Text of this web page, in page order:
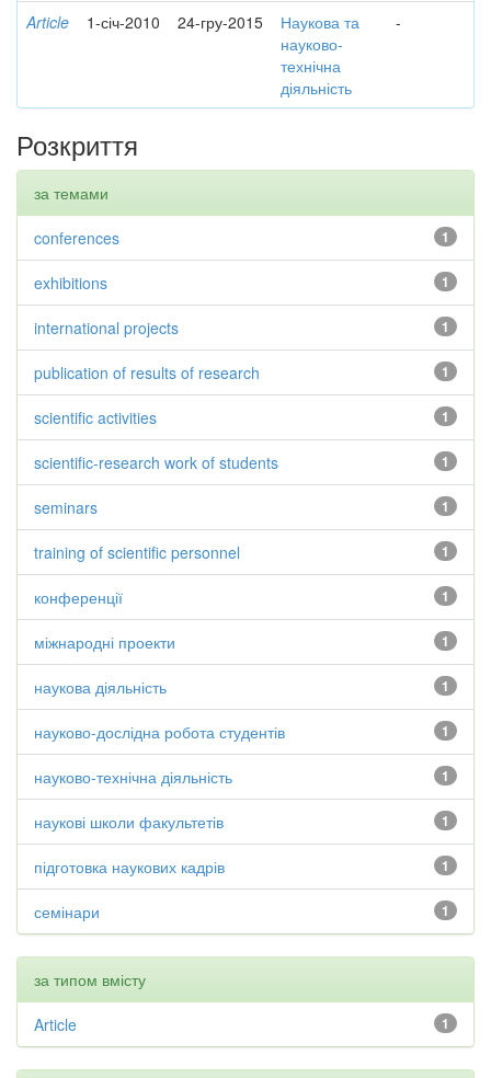
Article 1-січ-2010 24-гру-2015
Наукова та
науково-
технічна
діяльність
-
Розкриття
за темами
1
conferences
1
exhibitions
1
international projects
1
publication of results of research
1
scientific activities
1
scientific-research work of students
1
seminars
1
training of scientific personnel
1
конференції
1
міжнародні проекти
1
наукова діяльність
1
науково-дослідна робота студентів
1
науково-технічна діяльність
1
наукові школи факультетів
1
підготовка наукових кадрів
1
семінари
за типом вмісту
1
Article